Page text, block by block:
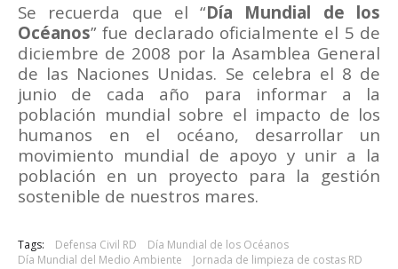
Se recuerda que el “Día Mundial de los
Océanos” fue declarado oficialmente el 5 de
diciembre de 2008 por la Asamblea General
de las Naciones Unidas. Se celebra el 8 de
junio de cada año para informar a la
población mundial sobre el impacto de los
humanos en el océano, desarrollar un
movimiento mundial de apoyo y unir a la
población en un proyecto para la gestión
sostenible de nuestros mares.
Tags: Defensa Civil RD
Día Mundial de los Océanos
Día Mundial del Medio Ambiente
Jornada de limpieza de costas RD